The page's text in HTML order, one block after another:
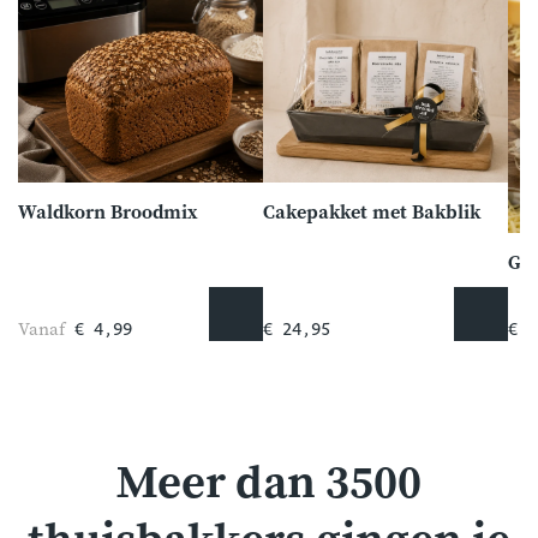
Waldkorn Broodmix
Vanaf € 4,99
Cakepakket met Bakblik
€ 24,95 €
Meer dan 3500